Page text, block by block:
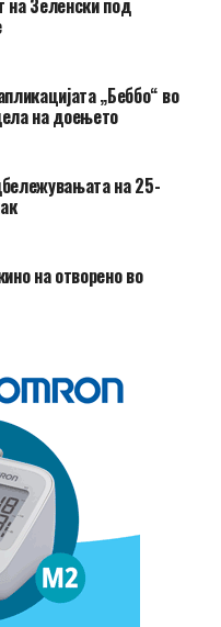
на Зеленски под
„Беббо“ во
на доењето
на 25-
на отворено во